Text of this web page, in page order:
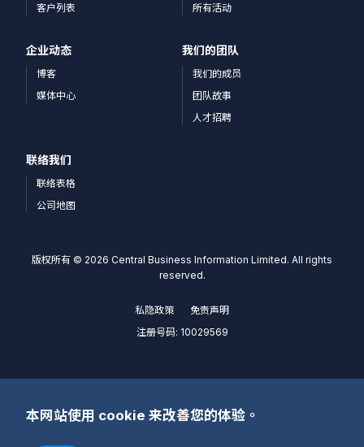
本网站使用 cookie 来改善您的体验。
客户列表
所有活动
企业动态
博客
媒体中心
我们的团队
我们的成员
团队故事
人才招聘
联络我们
联络表格
公司地图
版权所有 © 2026 Central Business Information Limited. All rights
reserved.
私隐政策
免责声明
注册号码: 10029569